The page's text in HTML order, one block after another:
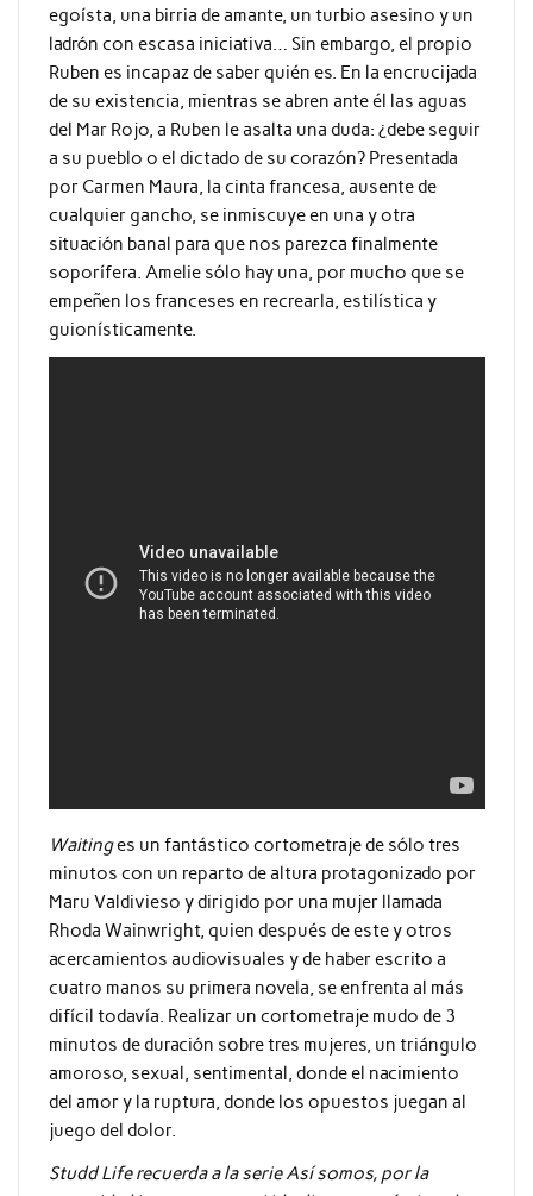
egoísta, una birria de amante, un turbio asesino y un
ladrón con escasa iniciativa… Sin embargo, el propio
Ruben es incapaz de saber quién es. En la encrucijada
de su existencia, mientras se abren ante él las aguas
del Mar Rojo, a Ruben le asalta una duda: ¿debe seguir
a su pueblo o el dictado de su corazón? Presentada
por Carmen Maura, la cinta francesa, ausente de
cualquier gancho, se inmiscuye en una y otra
situación banal para que nos parezca finalmente
soporífera. Amelie sólo hay una, por mucho que se
empeñen los franceses en recrearla, estilística y
guionísticamente.
Waitinges un fantástico cortometraje de sólo tres
minutos con un reparto de altura protagonizado por
Maru Valdivieso y dirigido por una mujer llamada
Rhoda Wainwright, quien después de este y otros
acercamientos audiovisuales y de haber escrito a
cuatro manos su primera novela, se enfrenta al más
difícil todavía. Realizar un cortometraje mudo de 3
minutos de duración sobre tres mujeres, un triángulo
amoroso, sexual, sentimental, donde el nacimiento
del amor y la ruptura, donde los opuestos juegan al
juego del dolor.
Studd Life recuerda a la serie Así somos, por la